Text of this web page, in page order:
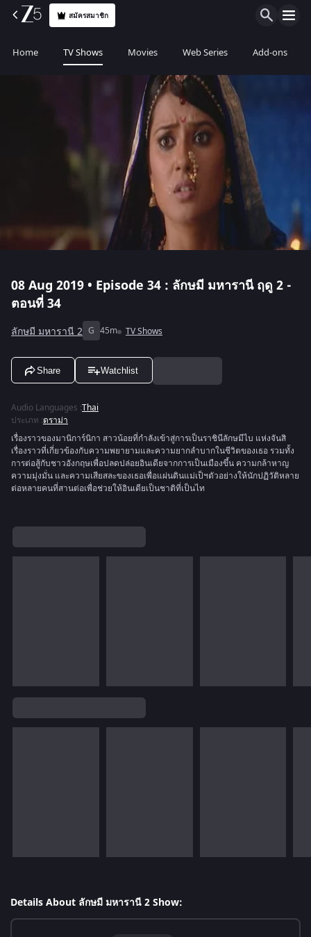
สมัครสมาชิก
Home TV Shows Movies Web Series Add-ons
08 Aug 2019 • Episode 34 : ลักษมี มหารานี ฤดู 2 -
ตอนที่ 34
ลักษมี มหารานี 2 G 45m TV Shows
Share Watchlist
Audio Languages :Thai
ประเภท :ดราม่า
เรื่องราวของมานิการ์นิกา สาวน้อยที่กำลังเข้าสู่การเป็นราชินีลักษมีไบ แห่งจันสิ
เรื่องราวที่เกี่ยวข้องกับความพยายามและความยากลำบากในชีวิตของเธอ รวมทั้ง
การต่อสู้กับชาวอังกฤษเพื่อปลดปล่อยอินเดียจากการเป็นเมืองขึ้น ความกล้าหาญ
ความมุ่งมั่น และความเสียสละของเธอเพื่อแผ่นดินแม่เป็ฯตัวอย่างให้นักปฏิวัติหลาย
ต่อหลายคนที่สานต่อเพื่อช่วยให้อินเดียเป็นชาติที่เป็นไท
Details About ลักษมี มหารานี 2 Show: